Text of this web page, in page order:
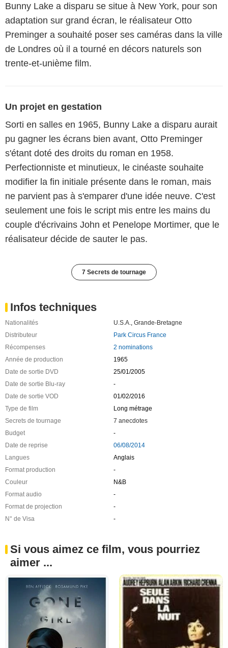
Bunny Lake a disparu se situe à New York, pour son
adaptation sur grand écran, le réalisateur Otto
Preminger a souhaité poser ses caméras dans la ville
de Londres où il a tourné en décors naturels son
trente-et-unième film.
Un projet en gestation
Sorti en salles en 1965, Bunny Lake a disparu aurait
pu gagner les écrans bien avant, Otto Preminger
s'étant doté des droits du roman en 1958.
Perfectionniste et minutieux, le cinéaste souhaite
modifier la fin initiale présente dans le roman, mais
ne parvient pas à s'emparer d'une idée neuve. C'est
seulement une fois le script mis entre les mains du
couple d'écrivains John et Penelope Mortimer, que le
réalisateur décide de sauter le pas.
7 Secrets de tournage
Infos techniques
Nationalités U.S.A.
Grande-Bretagne
Distributeur
Park Circus France
Récompenses
2 nominations
Année de production
1965
Date de sortie DVD
25/01/2005
Date de sortie Blu-ray
-
Date de sortie VOD
01/02/2016
Type de film
Long métrage
Secrets de tournage
7 anecdotes
Budget
-
Date de reprise
06/08/2014
Langues
Anglais
Format production
-
Couleur
N&B
Format audio
-
Format de projection
-
N° de Visa
-
Si vous aimez ce film, vous pourriez
aimer ...